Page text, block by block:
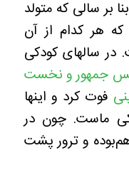
بر سالی که متولد
که هر کدام از آن
در سالهای کودکی
جمهور و نخست
فوت کرد و اینها
ماست. چون در
و ترور پشت